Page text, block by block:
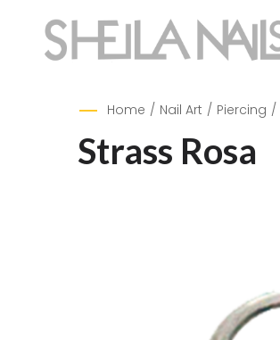
Home / Nail Art / Piercing /
Strass Rosa